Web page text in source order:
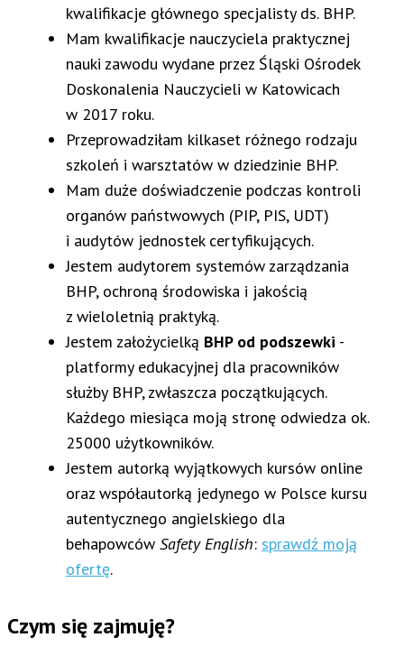
kwalifikacje głównego specjalisty ds. BHP.
Mam kwalifikacje nauczyciela praktycznej
nauki zawodu wydane przez Śląski Ośrodek
Doskonalenia Nauczycieli w Katowicach
w 2017 roku.
Przeprowadziłam kilkaset różnego rodzaju
szkoleń i warsztatów w dziedzinie BHP.
Mam duże doświadczenie podczas kontroli
organów państwowych (PIP, PIS, UDT)
i audytów jednostek certyfikujących.
Jestem audytorem systemów zarządzania
BHP, ochroną środowiska i jakością
z wieloletnią praktyką.
Jestem założycielką BHP od podszewki -
platformy edukacyjnej dla pracowników
służby BHP, zwłaszcza początkujących.
Każdego miesiąca moją stronę odwiedza ok.
25000 użytkowników.
Jestem autorką wyjątkowych kursów online
oraz współautorką jedynego w Polsce kursu
autentycznego angielskiego dla
behapowców Safety English: sprawdź moją
ofertę.
Czym się zajmuję?